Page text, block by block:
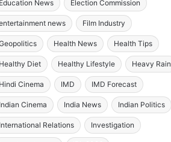
Education News Election Commission
news Film Industry
Health News Health Tips
Healthy Diet Healthy Lifestyle Heavy Rain
Hindi Cinema IMD IMD Forecast
Indian Cinema India News Indian Politics
International Relations Investigation